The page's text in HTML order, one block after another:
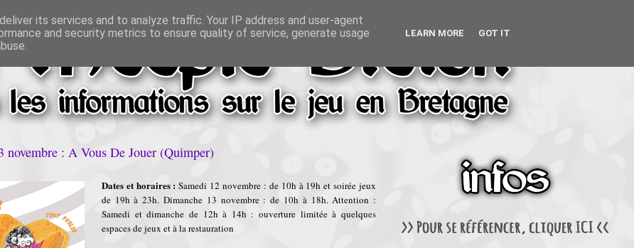
novembre : A Vous De Jouer (Quimper)
Dates et horaires : Samedi 12 novembre : de 10h à 19h et soirée jeux
de 19h à 23h. Dimanche 13 novembre : de 10h à 18h. Attention :
Samedi et dimanche de 12h à 14h : ouverture limitée à quelques
espaces de jeux et à la restauration
its services and to analyze traffic. Your IP address and user-agent
and security metrics to ensure quality of service, generate usage
LEARN MORE GOT IT